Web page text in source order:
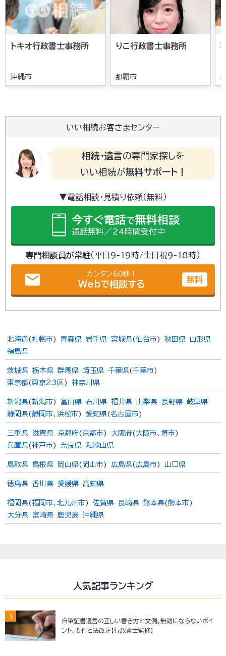
トキオ行政書士事務所
沖縄市
りこ行政書士事務所
那覇市
いい相続お客さまセンター
相続・遺言の専門家探しを
いい相続が無料サポート！
▼電話相談・見積り依頼（無料）
今すぐ電話で無料相談
通話無料／24時間受付中
専門相談員が常駐（平日9-19時/土日祝9-18時）
email カンタン60秒！
Webで相談する 無料
北海道(札幌市) 青森県 岩手県 宮城県(仙台市) 秋田県
山形県
福島県
茨城県 栃木県 群馬県 埼玉県 千葉県(千葉市)
東京都( 東京23区 ) 神奈川県
新潟県(新潟市) 富山県 石川県 福井県 山梨県 長野県
岐阜県
静岡県(静岡市、 浜松市) 愛知県(名古屋市)
三重県 滋賀県 京都府( 京都市) 大阪府( 大阪市、 堺市)
兵庫県(神戸市) 奈良県 和歌山県
鳥取県 島根県 岡山県( 岡山市) 広島県( 広島市) 山口県
徳島県 香川県 愛媛県 高知県
福岡県(福岡市、 北九州市) 佐賀県 長崎県 熊本県(熊本市)
大分県
宮崎県 鹿児島 沖縄県
人気記事ランキング
1
自筆証書遺言の正しい書き方と文例。無効にならないポイ
ント、要件と法改正【行政書士監修】